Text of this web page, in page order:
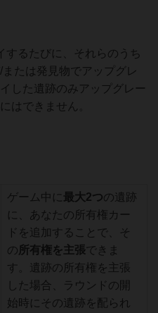
するたびに、それらのうち
たは発見物でアップグレ
した遺跡のみアップグレー
はできません。
ゲーム中に 最大2つの遺跡
に、あなたの所有権カー
ドを追加することで、そ
の 所有権を主張できま
す。遺跡の所有権を主張
した場合、ラウンドの開
始時にその遺跡を配られ